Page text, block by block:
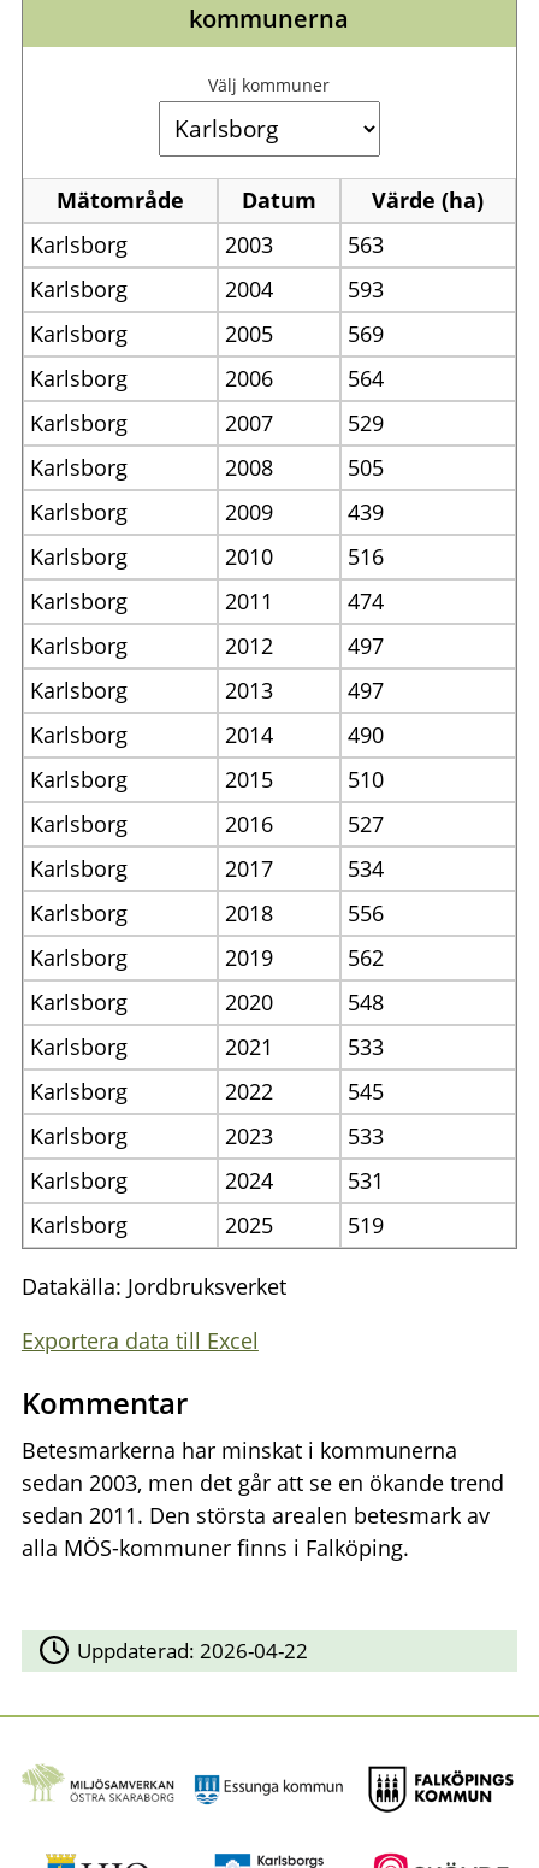
kommunerna
Välj kommuner
Mätområde Datum
Värde (ha)
Karlsborg
2003
563
Karlsborg
2004
593
Karlsborg
2005
569
Karlsborg
2006
564
Karlsborg
2007
529
Karlsborg
2008
505
Karlsborg
2009
439
Karlsborg
2010
516
Karlsborg
2011
474
Karlsborg
2012
497
Karlsborg
2013
497
Karlsborg
2014
490
Karlsborg
2015
510
Karlsborg
2016
527
Karlsborg
2017
534
Karlsborg
2018
556
Karlsborg
2019
562
Karlsborg
2020
548
Karlsborg
2021
533
Karlsborg
2022
545
Karlsborg
2023
533
Karlsborg
2024
531
Karlsborg
2025 519
Datakälla: Jordbruksverket
Exportera data till Excel
Kommentar
Betesmarkerna har minskat i kommunerna
sedan 2003, men det går att se en ökande trend
sedan 2011. Den största arealen betesmark av
alla MÖS-kommuner finns i Falköping.
Uppdaterad:2026-04-22